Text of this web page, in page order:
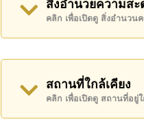
โปรดทราบว่าราคาค่าเช่าที่
เงินมัดจำ 2 เดือนก่อนเข้าอยู่อ
ค้นพบโอกาสในการทำให้ที่อ
ติดต่อ Cornerstone Real
สิ่งอำนวยความสะ
คลิก เพื่อเปิดดู สิ่งอำนวน
สถานที่ใกล้เคียง
คลิก เพื่อเปิดดู สถานที่อยู่